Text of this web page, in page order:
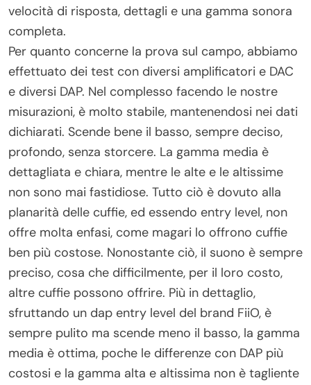
velocità di risposta, dettagli e una gamma sonora
completa.
Per quanto concerne la prova sul campo, abbiamo
effettuato dei test con diversi amplificatori e DAC
e diversi DAP. Nel complesso facendo le nostre
misurazioni, è molto stabile, mantenendosi nei dati
dichiarati. Scende bene il basso, sempre deciso,
profondo, senza storcere. La gamma media è
dettagliata e chiara, mentre le alte e le altissime
non sono mai fastidiose. Tutto ciò è dovuto alla
planarità delle cuffie, ed essendo entry level, non
offre molta enfasi, come magari lo offrono cuffie
ben più costose. Nonostante ciò, il suono è sempre
preciso, cosa che difficilmente, per il loro costo,
altre cuffie possono offrire. Più in dettaglio,
sfruttando un dap entry level del brand FiiO, è
sempre pulito ma scende meno il basso, la gamma
media è ottima, poche le differenze con DAP più
costosi e la gamma alta e altissima non è tagliente